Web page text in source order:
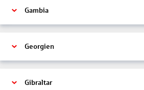
Gambia
Georgien
Gibraltar